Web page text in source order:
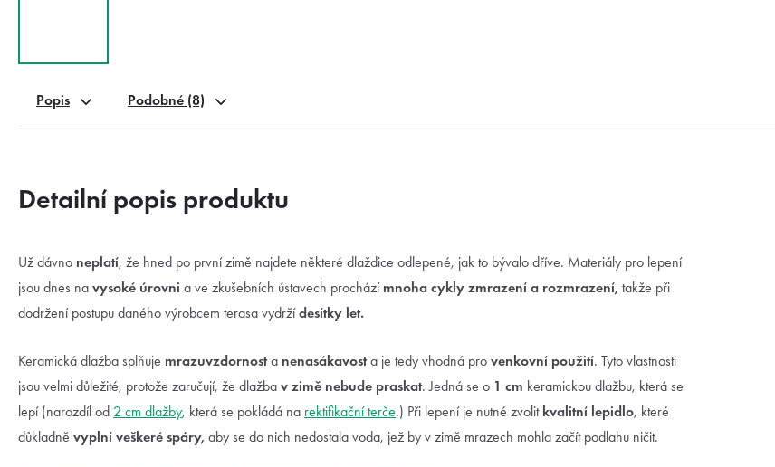
Popis Podobné (8)
Detailní popis produktu
Už dávno neplatí, že hned po první zimě najdete některé dlaždice odlepené, jak to bývalo dříve. Materiály pro lepení
jsou dnes na vysoké úrovni a ve zkušebních ústavech prochází mnoha cykly zmrazení a rozmrazení, takže při
dodržení postupu daného výrobcem terasa vydržídesítky let.
Keramická dlažba splňuje mrazuvzdornosta nenasákavosta je tedy vhodná pro venkovní použití. Tyto vlastnosti
jsou velmi důležité, protože zaručují, že dlažba v zimě nebude praskat. Jedná se o 1 cm keramickou dlažbu, která se
lepí (narozdíl od 2 cm dlažby, která se pokládá na rektifikační terče.) Při lepení je nutné zvolit kvalitní lepidlo, které
důkladně vyplní veškeré spáry, aby se do nich nedostala voda, jež by v zimě mrazech mohla začít podlahu ničit.